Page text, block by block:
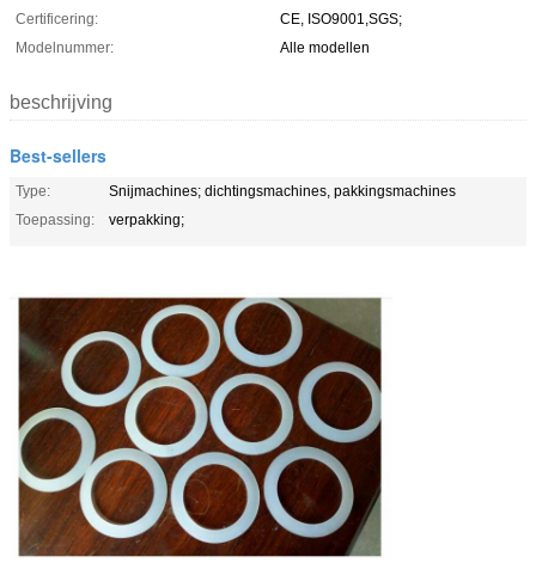
Certificering:
CE, ISO9001,SGS;
Modelnummer:
Alle modellen
beschrijving
Best-sellers
Type:
Snijmachines; dichtingsmachines, pakkingsmachines
Toepassing:
verpakking;